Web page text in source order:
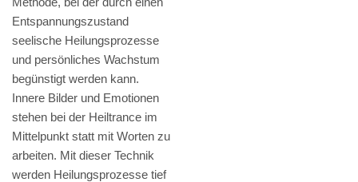
Entspannungszustand
seelische Heilungsprozesse
und persönliches Wachstum
begünstigt werden kann.
Innere Bilder und Emotionen
stehen bei der Heiltrance im
Mittelpunkt statt mit Worten zu
arbeiten. Mit dieser Technik
werden Heilungsprozesse tief